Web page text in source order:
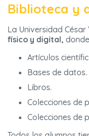
Biblioteca y
La Universidad
físico y digital,
Artículos
Bases de datos.
Libros.
Colecciones de
Colecciones de